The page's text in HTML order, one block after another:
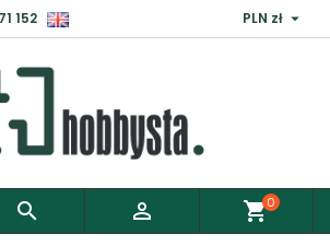
152 PLN zł 
  shopping_cart0
×
do Schowka, musisz się
Zaloguj